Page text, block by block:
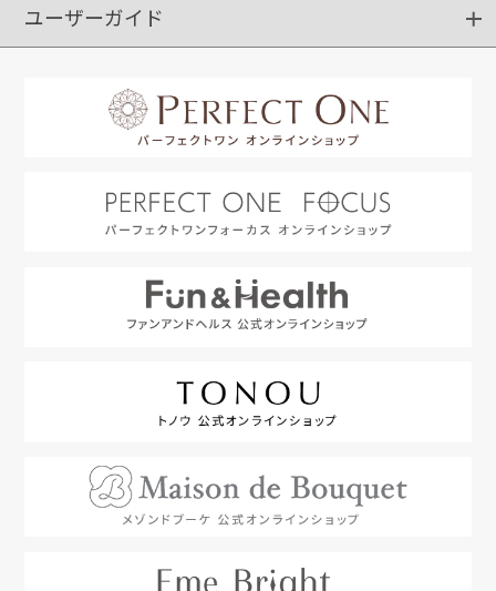
定期購入
ポイントサービス
お知らせメール
ユーザーガイド